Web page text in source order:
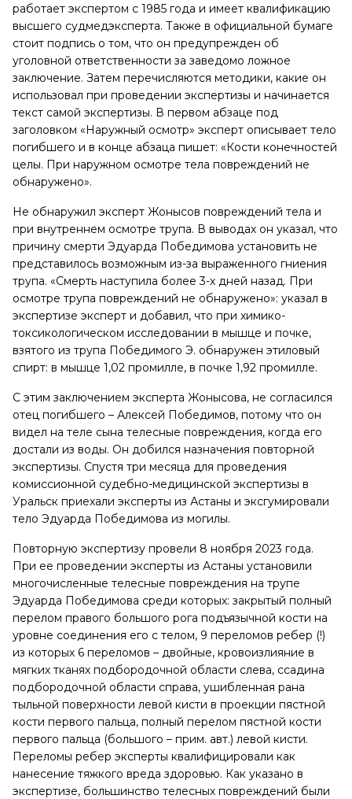
работает экспертом с 1985 года и имеет квалификацию
высшего судмедэксперта. Также в официальной бумаге
стоит подпись о том, что он предупрежден об
уголовной ответственности за заведомо ложное
заключение. Затем перечисляются методики, какие он
использовал при проведении экспертизы и начинается
текст самой экспертизы. В первом абзаце под
заголовком «Наружный осмотр» эксперт описывает тело
погибшего и в конце абзаца пишет: «Кости конечностей
целы. При наружном осмотре тела повреждений не
обнаружено».
Не обнаружил эксперт Жонысов повреждений тела и
при внутреннем осмотре трупа. В выводах он указал, что
причину смерти Эдуарда Победимова установить не
представилось возможным из-за выраженного гниения
трупа. «Смерть наступила более 3-х дней назад. При
осмотре трупа повреждений не обнаружено»: указал в
экспертизе эксперт и добавил, что при химико-
токсикологическом исследовании в мышце и почке,
взятого из трупа Победимого Э. обнаружен этиловый
спирт: в мышце 1,02 промилле, в почке 1,92 промилле.
С этим заключением эксперта Жонысова, не согласился
отец погибшего – Алексей Победимов, потому что он
видел на теле сына телесные повреждения, когда его
достали из воды. Он добился назначения повторной
экспертизы. Спустя три месяца для проведения
комиссионной судебно-медицинской экспертизы в
Уральск приехали эксперты из Астаны и эксгумировали
тело Эдуарда Победимова из могилы.
Повторную экспертизу провели 8 ноября 2023 года.
При ее проведении эксперты из Астаны установили
многочисленные телесные повреждения на трупе
Эдуарда Победимова среди которых: закрытый полный
перелом правого большого рога подъязычной кости на
уровне соединения его с телом, 9 переломов ребер (!)
из которых 6 переломов – двойные, кровоизлияние в
мягких тканях подбородочной области слева, ссадина
подбородочной области справа, ушибленная рана
тыльной поверхности левой кисти в проекции пястной
кости первого пальца, полный перелом пястной кости
первого пальца (большого – прим. авт.) левой кисти.
Переломы ребер эксперты квалифицировали как
нанесение тяжкого вреда здоровью. Как указано в
экспертизе, большинство телесных повреждений были